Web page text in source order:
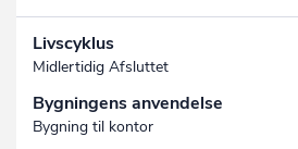
Livscyklus
Midlertidig Afsluttet
Bygningens anvendelse
Bygning til kontor